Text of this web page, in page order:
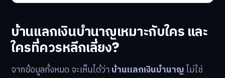
บ้านแลกเงินบำนาญเหมาะกับใคร และ
ใครที่ควรหลีกเลี่ยง?
จากข้อมูลทั้งหมด จะเห็นได้ว่า บ้านแลกเงินบำนาญไม่ใช่